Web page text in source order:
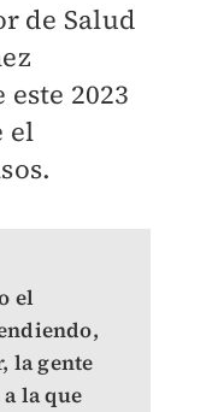
de Salud
2023
el
el
la gente
la que